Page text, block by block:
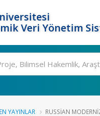
Veri Yönetim
YAYINLAR RUSSIAN